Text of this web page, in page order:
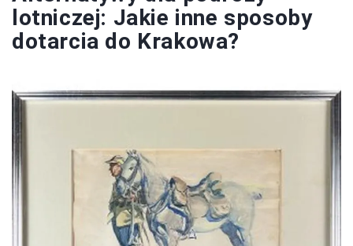
lotniczej: Jakie inne sposoby
dotarcia do Krakowa?